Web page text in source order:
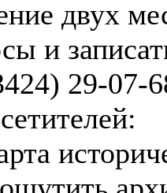
двух
и
29-07-